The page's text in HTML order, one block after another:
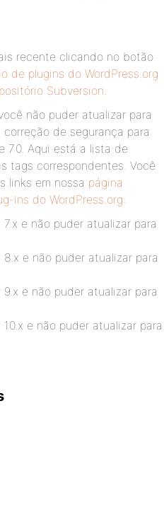
recente clicando no botão
de plugins do WordPress.org
Subversion.
não puder atualizar para
correção de segurança para
7.0. Aqui está a lista de
tags correspondentes. Você
links em nossa página
ins do WordPress.org:
e não puder atualizar para
e não puder atualizar para
e não puder atualizar para
e não puder atualizar para